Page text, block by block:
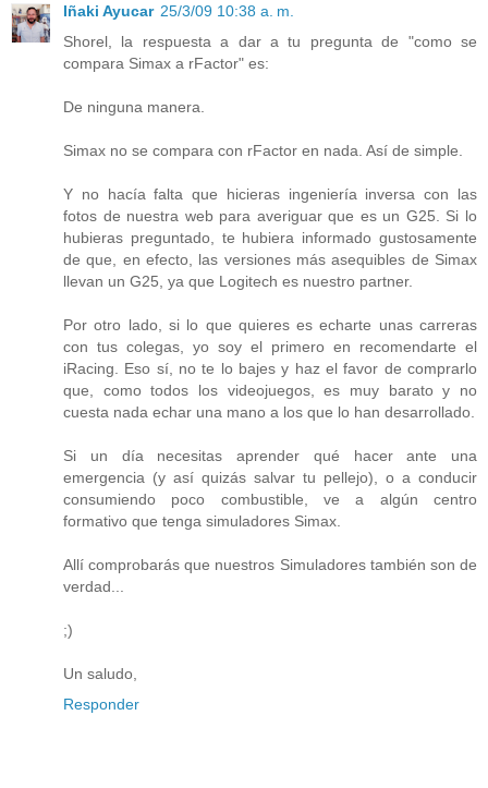
Iñaki Ayucar 25/3/09 10:38 a. m.
Shorel, la respuesta a dar a tu pregunta de "como se
compara Simax a rFactor" es:
De ninguna manera.
Simax no se compara con rFactor en nada. Así de simple.
Y no hacía falta que hicieras ingeniería inversa con las
fotos de nuestra web para averiguar que es un G25. Si lo
hubieras preguntado, te hubiera informado gustosamente
de que, en efecto, las versiones más asequibles de Simax
llevan un G25, ya que Logitech es nuestro partner.
Por otro lado, si lo que quieres es echarte unas carreras
con tus colegas, yo soy el primero en recomendarte el
iRacing. Eso sí, no te lo bajes y haz el favor de comprarlo
que, como todos los videojuegos, es muy barato y no
cuesta nada echar una mano a los que lo han desarrollado.
Si un día necesitas aprender qué hacer ante una
emergencia (y así quizás salvar tu pellejo), o a conducir
consumiendo poco combustible, ve a algún centro
formativo que tenga simuladores Simax.
Allí comprobarás que nuestros Simuladores también son de
verdad...
;)
Un saludo,
Responder